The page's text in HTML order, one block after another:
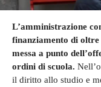
L’amministrazione
finanziamento di
messa a punto
ordini di scuola.
il diritto allo studio e